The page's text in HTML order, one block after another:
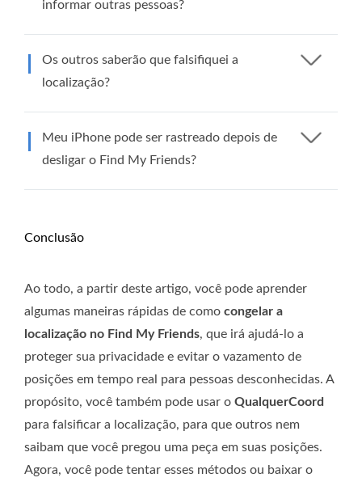
informar outras pessoas?
Os outros saberão que falsifiquei a
localização?
Meu iPhone pode ser rastreado depois de
desligar o Find My Friends?
Conclusão
Ao todo, a partir deste artigo, você pode aprender
algumas maneiras rápidas de como congelar a
localização no Find My Friends, que irá ajudá-lo a
proteger sua privacidade e evitar o vazamento de
posições em tempo real para pessoas desconhecidas. A
propósito, você também pode usar o QualquerCoord
para falsificar a localização, para que outros nem
saibam que você pregou uma peça em suas posições.
Agora, você pode tentar esses métodos ou baixar o